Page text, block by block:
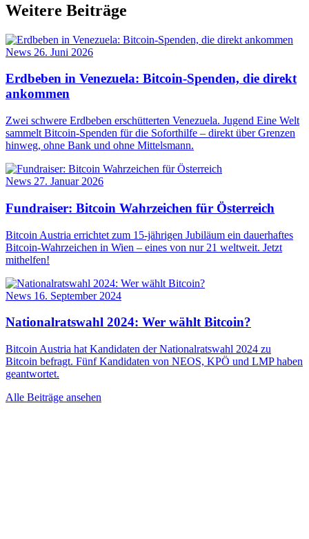
Weitere Beiträge
News 26. Juni 2026
Erdbeben in Venezuela: Bitcoin-Spenden, die direkt
ankommen
Zwei schwere Erdbeben erschütterten Venezuela. Jugend Eine Welt
sammelt Bitcoin-Spenden für die Soforthilfe – direkt über Grenzen
hinweg, ohne Bank und ohne Mittelsmann.
News 27. Januar 2026
Fundraiser: Bitcoin Wahrzeichen für Österreich
Bitcoin Austria errichtet zum 15-jährigen Jubiläum ein dauerhaftes
Bitcoin-Wahrzeichen in Wien – eines von nur 21 weltweit. Jetzt
mithelfen!
News 16. September 2024
Nationalratswahl 2024: Wer wählt Bitcoin?
Bitcoin Austria hat Kandidaten der Nationalratswahl 2024 zu
Bitcoin befragt. Fünf Kandidaten von NEOS, KPÖ und LMP haben
geantwortet.
Alle Beiträge ansehen